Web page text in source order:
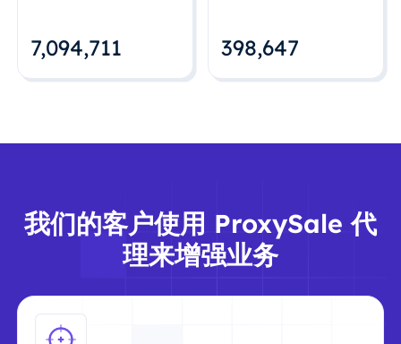
7,094,712 398,648
我们的客户使用 ProxySale 代
理来增强业务